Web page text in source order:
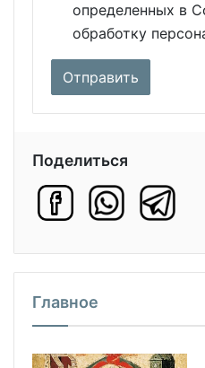
определенных в
обработку
Поделиться
Главное